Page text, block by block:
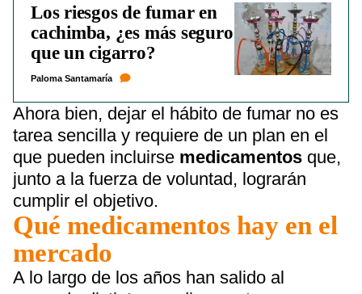
Los riesgos de fumar en
cachimba, ¿es más seguro
que un cigarro?
Paloma Santamaría
Ahora bien, dejar el hábito de fumar no es
tarea sencilla y requiere de un plan en el
que pueden incluirse medicamentos que,
junto a la fuerza de voluntad, lograrán
cumplir el objetivo.
Qué medicamentos hay en el
mercado
A lo largo de los años han salido al